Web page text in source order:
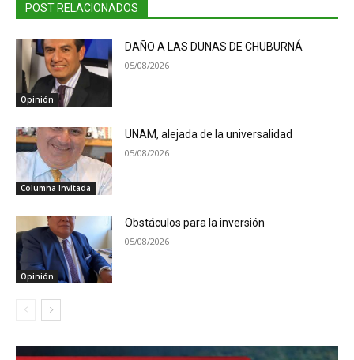
POST RELACIONADOS
Opinión
DAÑO A LAS DUNAS DE CHUBURNÁ
05/08/2026
Columna Invitada
UNAM, alejada de la universalidad
05/08/2026
Opinión
Obstáculos para la inversión
05/08/2026